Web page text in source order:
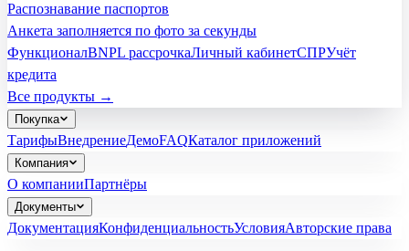
Распознавание паспортов
Анкета заполняется по фото за секунды
ФункционалBNPL рассрочкаЛичный кабинетСПРУчёт
кредита
Все продукты →
Покупка
ТарифыВнедрениеДемоFAQКаталог приложений
Компания
О компанииПартнёры
Документы
ДокументацияКонфиденциальностьУсловияАвторские права